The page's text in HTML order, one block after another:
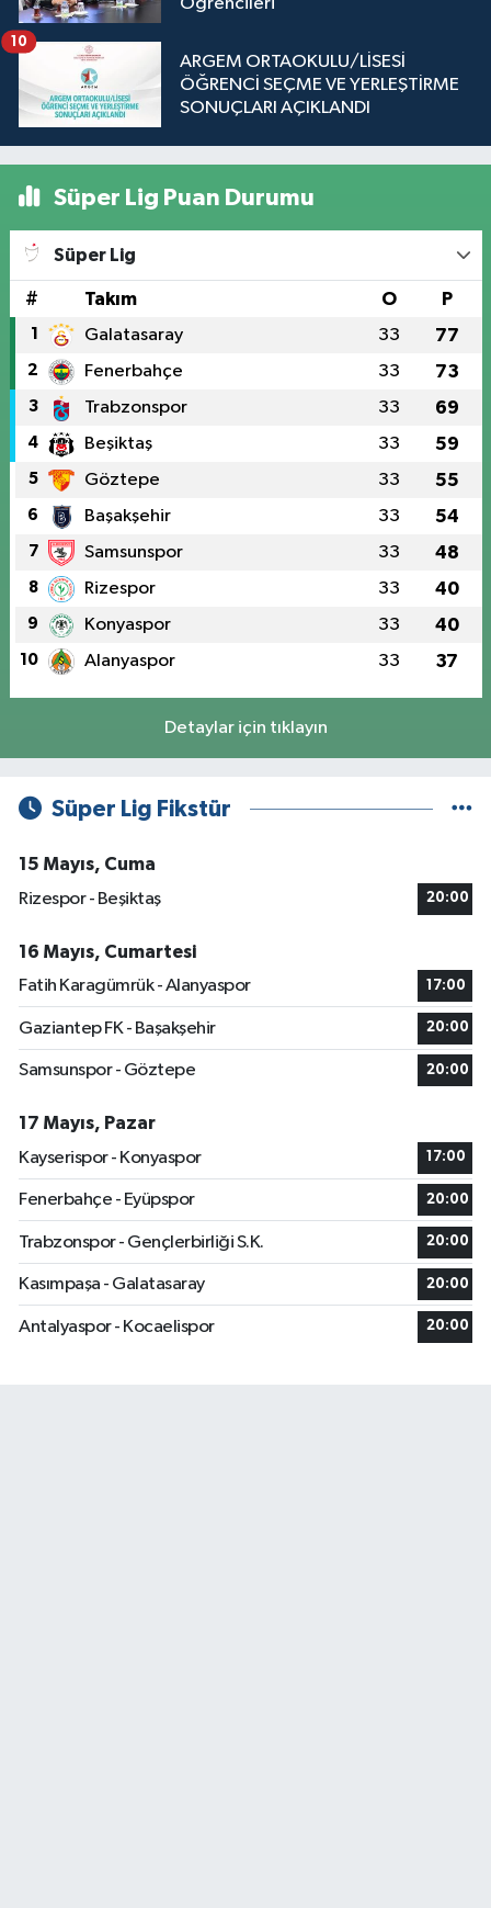
ARGEM ORTAOKULU/LİSESİ
ÖĞRENCİ SEÇME VE YERLEŞTİRME
SONUÇLARI AÇIKLANDI
10
Süper Lig Puan Durumu
Süper Lig
# Takım O P
1 Galatasaray 33 77
2 Fenerbahçe 33 73
3 Trabzonspor 33 69
4 Beşiktaş 33 59
5 Göztepe 33 55
6 Başakşehir 33 54
7 Samsunspor 33 48
8 Rizespor 33 40
9 Konyaspor 33 40
10 Alanyaspor 33 37
Detaylar için tıklayın
Süper Lig Fikstür
15 Mayıs, Cuma
Rizespor - Beşiktaş
20:00
16 Mayıs, Cumartesi
Fatih Karagümrük - Alanyaspor
17:00
Gaziantep FK - Başakşehir 20:00
Samsunspor - Göztepe 20:00
17 Mayıs, Pazar
Kayserispor - Konyaspor
17:00
Fenerbahçe - Eyüpspor 20:00
Trabzonspor - Gençlerbirliği S.K. 20:00
Kasımpaşa - Galatasaray 20:00
Antalyaspor - Kocaelispor 20:00